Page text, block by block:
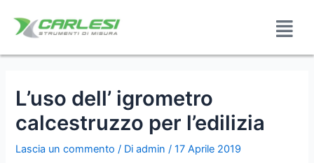
L’uso dell’ igrometro
calcestruzzo per l’edilizia
Lascia un commento / Diadmin /17 Aprile 2019